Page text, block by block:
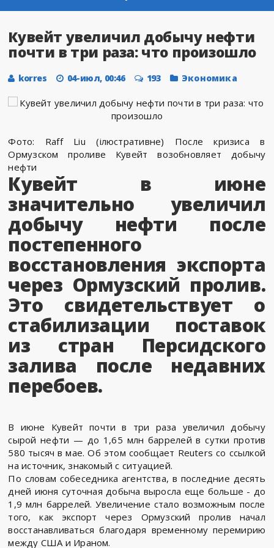
Кувейт увеличил добычу нефти
почти в три раза: что произошло
korres 04-июл, 00:46 193 Экономика
Фото: Raff Liu (ілюстративне) После кризиса в
Ормузском проливе Кувейт возобновляет добычу
нефти
Кувейт в июне
значительно увеличил
добычу нефти после
постепенного
восстановления экспорта
через Ормузский пролив.
Это свидетельствует о
стабилизации поставок
из стран Персидского
залива после недавних
перебоев.
В июне Кувейт почти в три раза увеличил добычу
сырой нефти — до 1,65 млн баррелей в сутки против
580 тысяч в мае. Об этом сообщает Reuters со ссылкой
на источник, знакомый с ситуацией.
По словам собеседника агентства, в последние десять
дней июня суточная добыча выросла еще больше - до
1,9 млн баррелей. Увеличение стало возможным после
того, как экспорт через Ормузский пролив начал
восстанавливаться благодаря временному перемирию
между США и Ираном.